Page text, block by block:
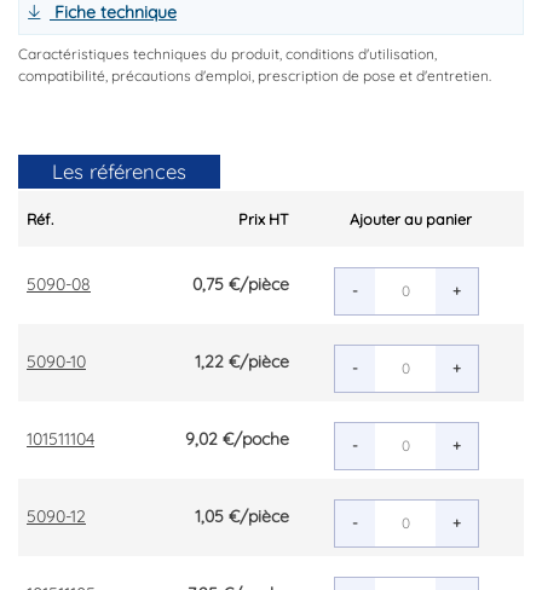
Fiche technique
Caractéristiques techniques du produit, conditions d'utilisation,
compatibilité, précautions d'emploi, prescription de pose et d'entretien.
Les références
Réf. Prix HT Ajouter au panier
5090-08 0,75 €/pièce - +
5090-10 1,22 €/pièce - +
101511104 9,02 €/poche - +
5090-12 1,05 €/pièce - +